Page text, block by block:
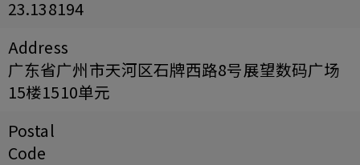
23.138194
Address
广东省广州市天河区石牌西路8号展望数码广场
15楼1510单元
Postal
Code